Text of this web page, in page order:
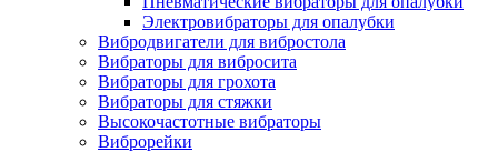
Электровибраторы для опалубки
Вибродвигатели для вибростола
Вибраторы для вибросита
Вибраторы для грохота
Вибраторы для стяжки
Высокочастотные вибраторы
Виброрейки